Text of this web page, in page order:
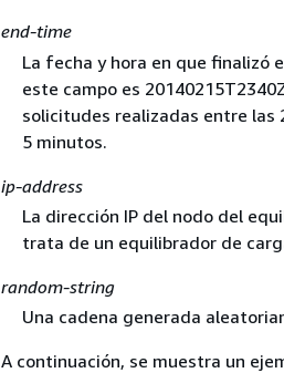
end-time
La fecha y hora en que finalizó
este campo es
solicitudes realizadas entre las
5 minutos.
ip-address
La dirección IP del nodo del
trata de un equilibrador de
random-string
Una cadena generada
A continuación, se muestra un